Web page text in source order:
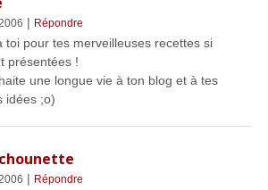
| Répondre
toi pour tes merveilleuses recettes si
présentées !
une longue vie à ton blog et à tes
idées ;o)
| Répondre